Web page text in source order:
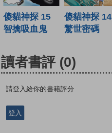
傻貓神探 15
智擒吸血鬼
傻貓神探 14
驚世密碼
讀者書評 (0)
請登入給你的書籍評分
登入